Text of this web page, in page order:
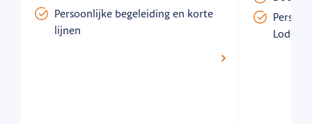
Persoonlijke begeleiding en korte
lijnen